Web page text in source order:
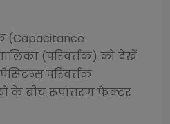
(Capacitance
(परिवर्तक) को देखें
परिवर्तक
के बीच रूपांतरण फैक्टर